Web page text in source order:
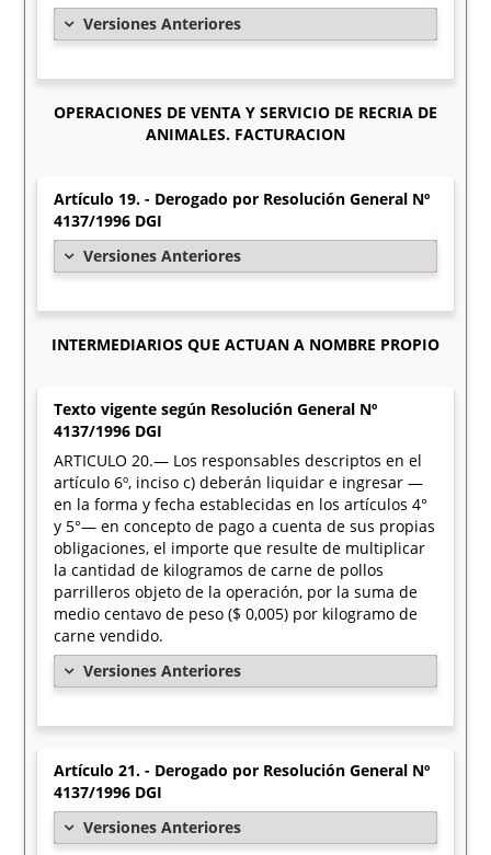
Versiones Anteriores
OPERACIONES DE VENTA Y SERVICIO DE RECRIA DE
ANIMALES. FACTURACION
Artículo 19. - Derogado por Resolución General Nº
4137/1996 DGI
Versiones Anteriores
INTERMEDIARIOS QUE ACTUAN A NOMBRE PROPIO
Texto vigente según Resolución General Nº
4137/1996 DGI
ARTICULO 20.— Los responsables descriptos en el
artículo 6º, inciso c) deberán liquidar e ingresar —
en la forma y fecha establecidas en los artículos 4°
y 5°— en concepto de pago a cuenta de sus propias
obligaciones, el importe que resulte de multiplicar
la cantidad de kilogramos de carne de pollos
parrilleros objeto de la operación, por la suma de
medio centavo de peso ($ 0,005) por kilogramo de
carne vendido.
Versiones Anteriores
Artículo 21. - Derogado por Resolución General Nº
4137/1996 DGI
Versiones Anteriores